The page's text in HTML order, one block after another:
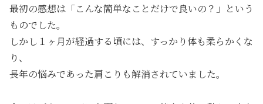
最初の感想は「こんな簡単なことだけで良いの？」という
ものでした。
しかし１ヶ月が経過する頃には、すっかり体も柔らかくな
り、
長年の悩みであった肩こりも解消されていました。